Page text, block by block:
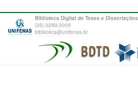
Biblioteca Digital de Teses e Dissertações
(35) 3299-3000
biblioteca@unifenas.br